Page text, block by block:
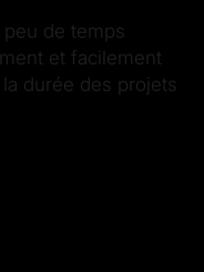
de temps
et facilement
durée des projets